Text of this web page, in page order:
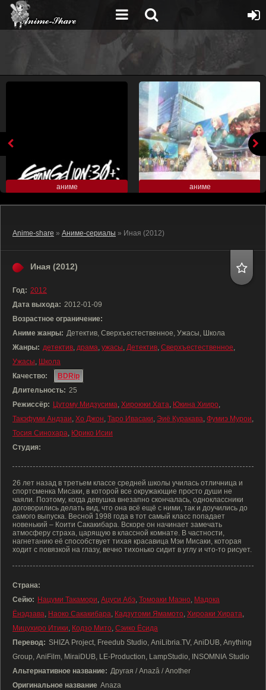
аниме аниме
Anime-share » Аниме-сериалы » Иная (2012)
Иная (2012)
Год: 2012
Дата выхода: 2012-01-09
Возрастное ограничение:
Аниме жанры: Детектив, Сверхъестественное, Ужасы, Школа
Жанры: детектив, драма, ужасы, Детектив, Сверхъестественное,
Ужасы, Школа
Качество:
BDRip
Длительность: 25
Режиссёр: Цутому Мидзусима, Хироюки Хата, Юкина Хииро,
Такэфуми Андзаи, Хо Джон, Таро Ивасаки, Эиё Куракава, Фумиэ Мурои,
Тосия Синохара, Юрико Исии
Студия:
26 лет назад в третьем классе средней школы училась отличница и
спортсменка Мисаки, в которой все окружающие просто души не
чаяли. Поэтому, когда девушка внезапно скончалась, одноклассники
договорились делать вид, что она всё ещё с ними, так и доучились до
самого выпуска. Весной 1998 года в тот самый класс попадает
новенький – Коити Сакакибара. Вскоре он начинает замечать
атмосферу страха, царящую в классной комнате. В частности,
нагнетанию её способствует тихая красавица Мэи Мисаки, которая
ходит с повязкой на глазу, вечно тихонько сидит в углу и что-то рисует.
Страна:
Сейю: Нацуми Такамори, Ацуси Абэ, Томоаки Маэно, Мадока
Ёнэдзава, Наоко Сакакибара, Кадзутоми Ямамото, Хироаки Хирата,
Мицухиро Итики, Кодзо Мито, Сэико Ёсида
Перевод: SHIZA Project, Freedub Studio, AniLibria.TV, AniDUB, Anything
Group, AniFilm, MiraiDUB, LE-Production, LampStudio, INSOMNIA Studio
Альтернативное название: Другая / Anazâ / Another
Оригинальное название Anaza